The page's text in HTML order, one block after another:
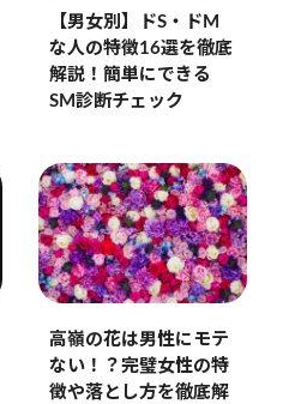
【男女別】ドS・ドM
な人の特徴16選を徹底
解説！簡単にできる
SM診断チェック
高嶺の花は男性にモテ
ない！？完璧女性の特
徴や落とし方を徹底解